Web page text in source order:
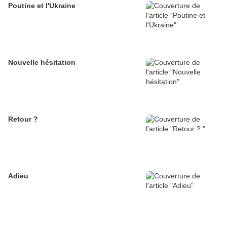
Poutine et l'Ukraine
Nouvelle hésitation
Retour ?
Adieu